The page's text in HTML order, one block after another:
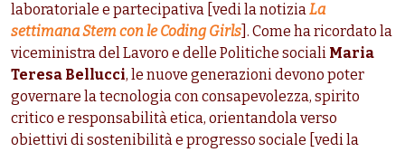
laboratoriale e partecipativa [vedi la notiziaLa
settimana Stem con le Coding Girls ]. Come ha ricordato la
viceministra del Lavoro e delle Politiche sociali Maria
Teresa Bellucci, le nuove generazioni devono poter
governare la tecnologia con consapevolezza, spirito
critico e responsabilità etica, orientandola verso
obiettivi di sostenibilità e progresso sociale [vedi la